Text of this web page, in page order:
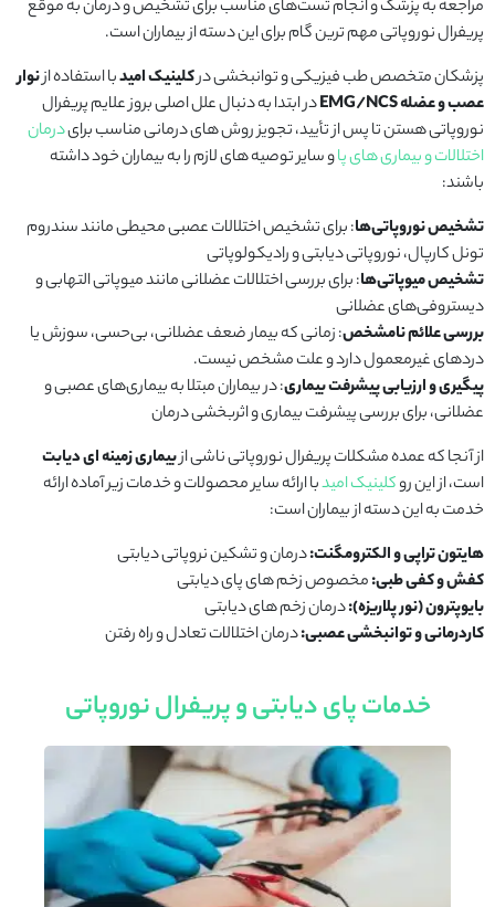
مراجعه به پزشک و انجام تست‌های مناسب برای تشخیص و درمان به موقع
پریفرال نوروپاتی مهم ترین گام برای این دسته از بیماران است.
پزشکان متخصص طب فیزیکی و توانبخشی درکلینیک امیدبا استفاده ازنوار
عصب و عضلهEMG/NCSدر ابتدا به دنبال علل اصلی بروز علایم پریفرال
نوروپاتی هستن تا پس از تأیید، تجویز روش های درمانی مناسب برایدرمان
اختلالات و بیماری های پاو سایر توصیه های لازم را به بیماران خود داشته
باشند:
تشخیص نوروپاتی‌ها: برای تشخیص اختلالات عصبی محیطی مانند سندروم
تونل کارپال، نوروپاتی دیابتی و رادیکولوپاتی
تشخیص میوپاتی‌ها: برای بررسی اختلالات عضلانی مانند میوپاتی التهابی و
دیستروفی‌های عضلانی
بررسی علائم نامشخص: زمانی که بیمار ضعف عضلانی، بی‌حسی، سوزش یا
دردهای غیرمعمول دارد و علت مشخص نیست.
پیگیری و ارزیابی پیشرفت بیماری: در بیماران مبتلا به بیماری‌های عصبی و
عضلانی، برای بررسی پیشرفت بیماری و اثربخشی درمان
از آنجا که عمده مشکلات پریفرال نوروپاتی ناشی ازبیماری زمینه ای دیابت
است، از این روکلینیک امیدبا ارائه سایر محصولات و خدمات زیر آماده ارائه
خدمت به این دسته از بیماران است:
هایتون تراپی و الکترومگنت:درمان و تشکین نروپاتی دیابتی
کفش و کفی طبی:مخصوص زخم های پای دیابتی
بایوپترون (نور پلاریزه):درمان زخم های دیابتی
کاردرمانی و توانبخشی عصبی:درمان اختلالات تعادل و راه رفتن
خدمات پای دیابتی و پریفرال نوروپاتی